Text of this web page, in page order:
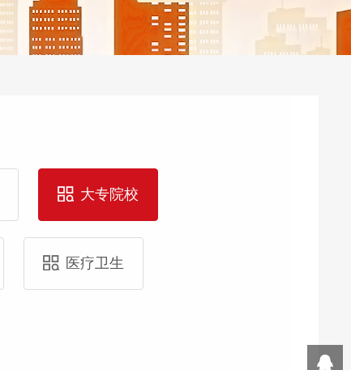
大专院校
医疗卫生